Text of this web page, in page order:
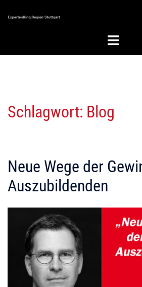
Inhalt
Menü
Schlagwort: Blog
Neue Wege der
Auszubildenden